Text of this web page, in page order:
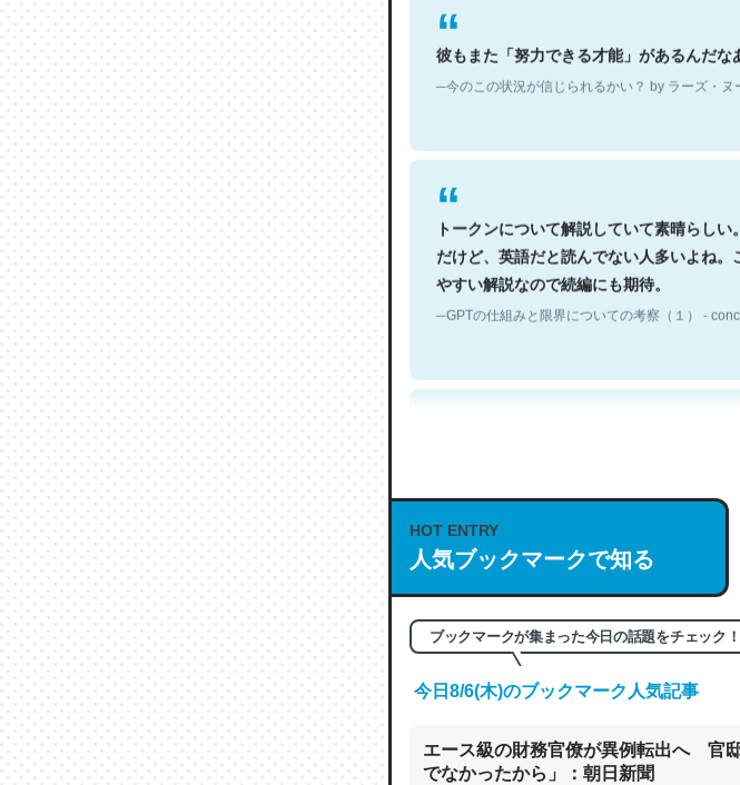
彼もまた「努力できる才能」があるんだなあ
─今のこの状況が信じられるかい？ by ラーズ・ヌ
トークンについて解説していて素晴らしい
だけど、英語だと読んでない人多いよね
やすい解説なので続編にも期待。
─GPTの仕組みと限界についての考察（１） -
これは良記事。32768トークンだと英語小
の伏線」は回収されないけど、短期記憶
やすく強くなりそう
HOT ENTRY
人気ブックマークで知る
ブックマークが集まった今日の話題をチェック！
今日8/6(木)のブックマーク人気記事
エース級の財務官僚が異例転出へ 官
でなかったから」：朝日新聞